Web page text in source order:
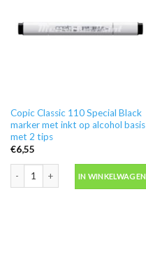
Copic Classic 110 Special Black
marker met inkt op alcohol basis
met 2 tips
€6,55
IN WINKELWAGEN